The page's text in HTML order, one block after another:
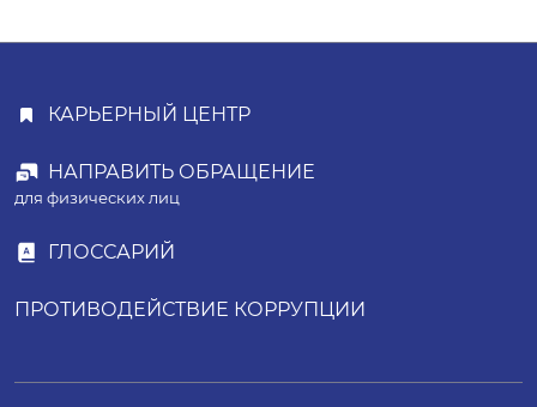
КАРЬЕРНЫЙ ЦЕНТР
НАПРАВИТЬ ОБРАЩЕНИЕ
для физических лиц
ГЛОССАРИЙ
ПРОТИВОДЕЙСТВИЕ КОРРУПЦИИ